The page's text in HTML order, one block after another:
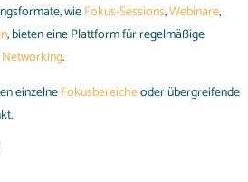
wieFokus-Sessions,Webinare,
, bieten eine Plattform für regelmäßige
Networking.
einzelneFokusbereicheoder übergreifende